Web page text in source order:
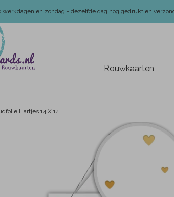
werkdagen en zondag = dezelfde dag nog gedrukt en
Rouwkaarten
Hartjes 14 X 14